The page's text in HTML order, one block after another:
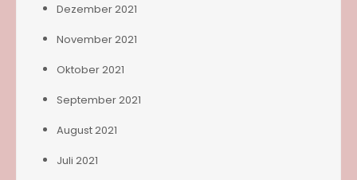
Dezember 2021
November 2021
Oktober 2021
September 2021
August 2021
Juli 2021